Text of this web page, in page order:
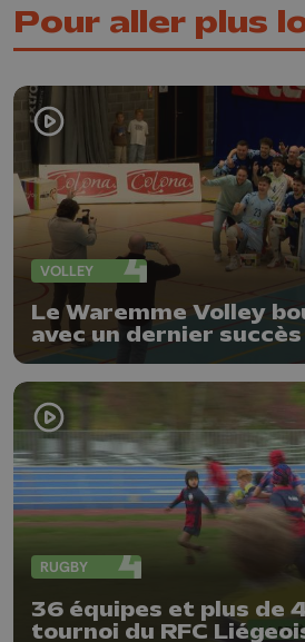
Pour aller plus
VOLLEY
Le Waremme Volley
avec un dernier succès
RUGBY
36 équipes et plus de
tournoi du RFC